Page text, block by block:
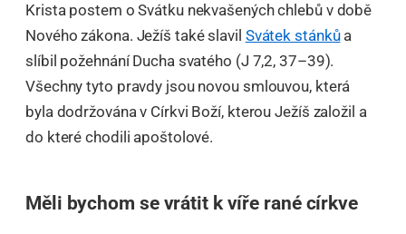
Krista postem o Svátku nekvašených chlebů v době
Nového zákona. Ježíš také slavil Svátek stánkůa
slíbil požehnání Ducha svatého (J 7,2, 37–39).
Všechny tyto pravdy jsou novou smlouvou, která
byla dodržována v Církvi Boží, kterou Ježíš založil a
do které chodili apoštolové.
Měli bychom se vrátit k víře rané církve